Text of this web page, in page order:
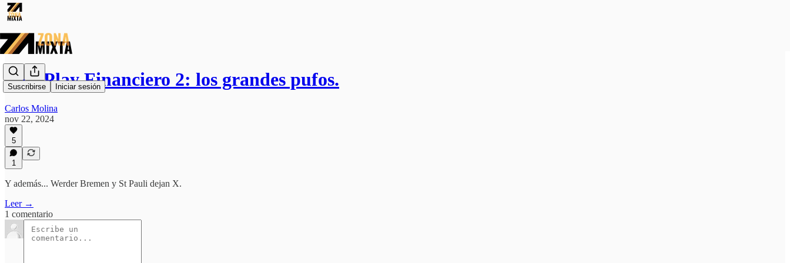
Suscribirse Iniciar sesión
Fair Play Financiero 2: los grandes pufos.
Carlos Molina
nov 22, 2024
5
1
Y además... Werder Bremen y St Pauli dejan X.
Leer →
1 comentario